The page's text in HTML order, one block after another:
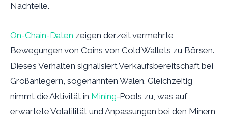
Nachteile.
On-Chain-Daten zeigen derzeit vermehrte
Bewegungen von Coins von Cold Wallets zu Börsen.
Dieses Verhalten signalisiert Verkaufsbereitschaft bei
Großanlegern, sogenannten Walen. Gleichzeitig
nimmt die Aktivität in Mining-Pools zu, was auf
erwartete Volatilität und Anpassungen bei den Minern